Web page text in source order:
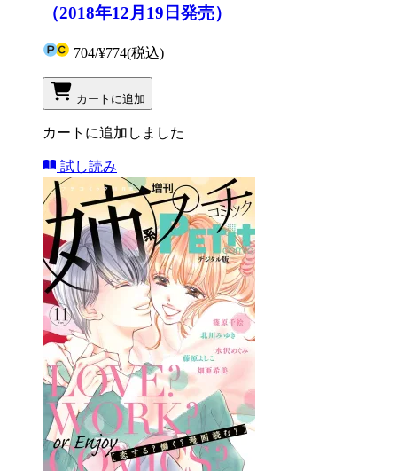
（2018年12月19日発売）
704/¥774(税込)
カートに追加
カートに追加しました
試し読み